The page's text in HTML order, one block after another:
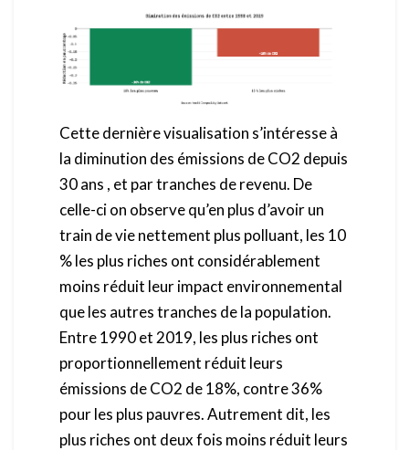
Cette dernière visualisation s’intéresse à
la diminution des émissions de CO2 depuis
30 ans , et par tranches de revenu. De
celle-ci on observe qu’en plus d’avoir un
train de vie nettement plus polluant, les 10
% les plus riches ont considérablement
moins réduit leur impact environnemental
que les autres tranches de la population.
Entre 1990 et 2019, les plus riches ont
proportionnellement réduit leurs
émissions de CO2 de 18%, contre 36%
pour les plus pauvres. Autrement dit, les
plus riches ont deux fois moins réduit leurs